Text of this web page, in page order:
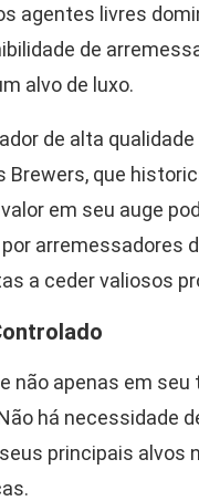
agentes livres
de
alvo de luxo.
de alta
Brewers, que
em seu auge
arremessadores
a ceder valiosos
não apenas em
há necessidade
principais